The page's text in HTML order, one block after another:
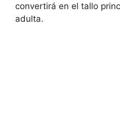
convertirá en el tallo
adulta.